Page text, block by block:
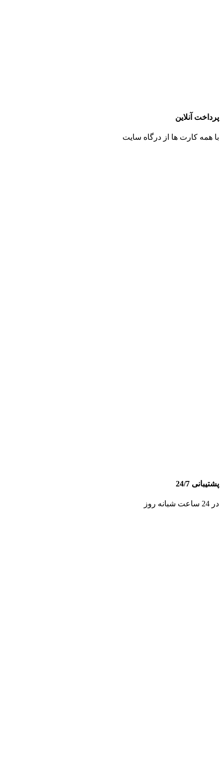
پرداخت آنلاین
با همه کارت ها از درگاه سایت
پشتیبانی 24/7
در 24 ساعت شبانه روز